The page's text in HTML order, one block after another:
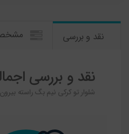
نقد و بررسی
نقد و بررسی
شلوار تو کرکی نیم بگ راسته بیرون